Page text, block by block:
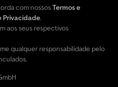
com nossosTermos e
Privacidade.
aos seus respectivos
qualquer responsabilidade pelo